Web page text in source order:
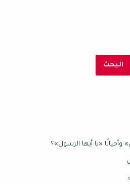
البحث
وأحيانًا «يا أيها الرسول»؟